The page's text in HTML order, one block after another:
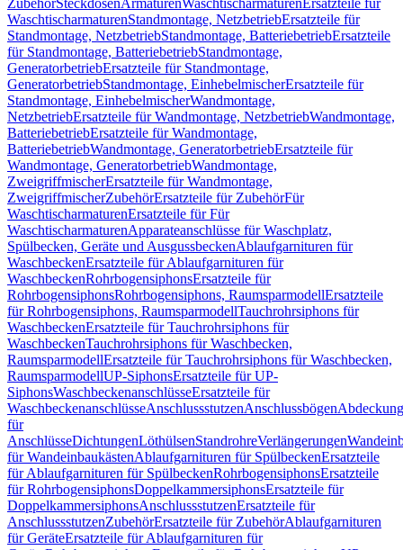
ZubehörSteckdosenArmaturenWaschtischarmaturen Ersatzteile für
WaschtischarmaturenStandmontage, NetzbetriebErsatzteile für
Standmontage, NetzbetriebStandmontage, BatteriebetriebErsatzteile
für Standmontage, BatteriebetriebStandmontage,
GeneratorbetriebErsatzteile für Standmontage,
GeneratorbetriebStandmontage, EinhebelmischerErsatzteile für
Standmontage, EinhebelmischerWandmontage,
NetzbetriebErsatzteile für Wandmontage, NetzbetriebWandmontage,
BatteriebetriebErsatzteile für Wandmontage,
BatteriebetriebWandmontage, GeneratorbetriebErsatzteile für
Wandmontage, GeneratorbetriebWandmontage,
ZweigriffmischerErsatzteile für Wandmontage,
ZweigriffmischerZubehörErsatzteile für ZubehörFür
WaschtischarmaturenErsatzteile für Für
WaschtischarmaturenApparateanschlüsse für Waschplatz,
Spülbecken, Geräte und AusgussbeckenAblaufgarnituren für
WaschbeckenErsatzteile für Ablaufgarnituren für
WaschbeckenRohrbogensiphonsErsatzteile für
RohrbogensiphonsRohrbogensiphons, RaumsparmodellErsatzteile
für Rohrbogensiphons, RaumsparmodellTauchrohrsiphons für
WaschbeckenErsatzteile für Tauchrohrsiphons für
WaschbeckenTauchrohrsiphons für Waschbecken,
RaumsparmodellErsatzteile für Tauchrohrsiphons für Waschbecken,
RaumsparmodellUP-SiphonsErsatzteile für UP-
SiphonsWaschbeckenanschlüsseErsatzteile für
WaschbeckenanschlüsseAnschlussstutzenAnschlussbögen
für
AnschlüsseDichtungenLöthülsenStandrohreVerlängerungen
für WandeinbaukästenAblaufgarnituren für SpülbeckenErsatzteile
für Ablaufgarnituren für SpülbeckenRohrbogensiphonsErsatzteile
für RohrbogensiphonsDoppelkammersiphonsErsatzteile für
DoppelkammersiphonsAnschlussstutzenErsatzteile für
AnschlussstutzenZubehörErsatzteile für ZubehörAblaufgarnituren
für GeräteErsatzteile für Ablaufgarnituren für